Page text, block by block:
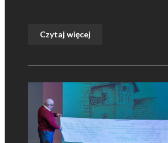
Czytaj więcej